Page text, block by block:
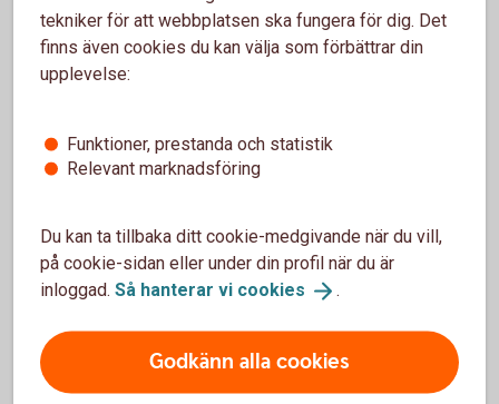
Madelén Falkenhäll
Ekonom för Finansiell hälsa
Så kan du förbättra
pensionen:
Om det är möjligt, försök att jobba heltid,
längre perioder av deltidsarbete ger lägre
tekniker för att webbplatsen ska fungera för dig. Det
finns även cookies du kan välja som förbättrar din
upplevelse:
Funktioner, prestanda och statistik
Relevant marknadsföring
Du kan ta tillbaka ditt cookie-medgivande när du vill,
på cookie-sidan eller under din profil när du är
inloggad. Så hanterar vi cookies .
Godkänn alla cookies